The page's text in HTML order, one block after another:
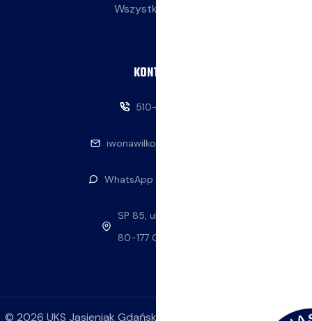
Wszystkie wpisy
KONTAKT
510-146-069
iwonawilkowska@interia.pl
WhatsApp — napisz do nas
SP 85, ul. Stolema 59
80-177 Gdańsk
© 2026 UKS Jasieniak Gdańsk. Wszelkie prawa zastrzeżone.